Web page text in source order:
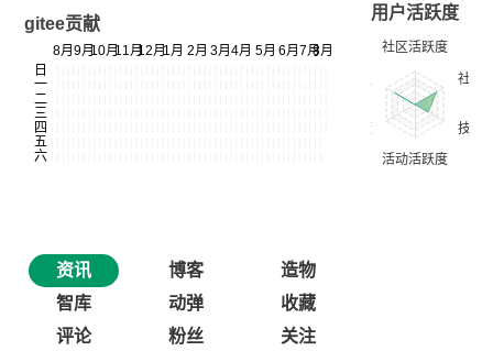
gitee贡献
用户活跃度
资讯 博客
造物
智库
动弹
收藏
评论
粉丝 关注